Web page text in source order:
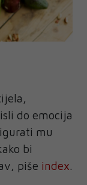
do emocija
mu
bi
piše index.